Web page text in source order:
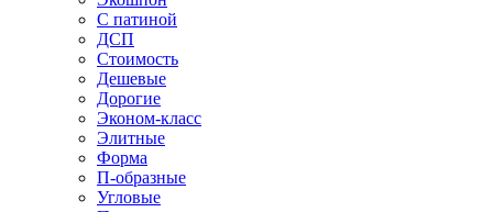
С патиной
ДСП
Стоимость
Дешевые
Дорогие
Эконом-класс
Элитные
Форма
П-образные
Угловые